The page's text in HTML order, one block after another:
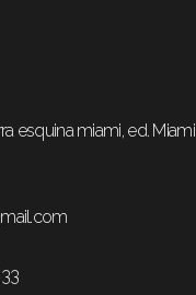
esquina miami, ed. Miami